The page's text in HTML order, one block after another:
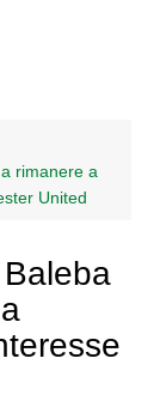
rimanere a
United